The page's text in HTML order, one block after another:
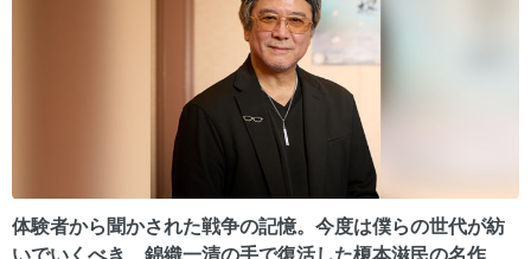
体験者から聞かされた戦争の記憶。今度は僕らの世代が紡
いでいくべき 錦織一清の手で復活した榎本滋民の名作